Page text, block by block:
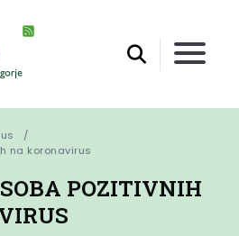
na koronavirus
POZITIVNIH